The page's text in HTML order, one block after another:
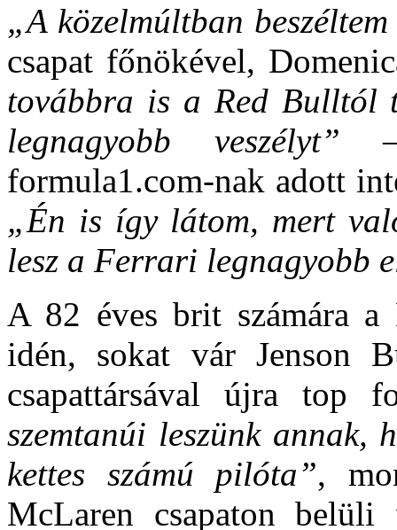
„A közelmúltban
csapat főnökével,
továbbra is a Red Bulltól
legnagyobb veszélyt” –
formula1.com-nak adott
„Én is így látom, mert
lesz a Ferrari legnagyobb
A 82 éves brit számára
idén, sokat vár Jenson
csapattársával újra top
szemtanúi leszünk annak,
kettes számú pilóta”,
McLaren csapaton belüli